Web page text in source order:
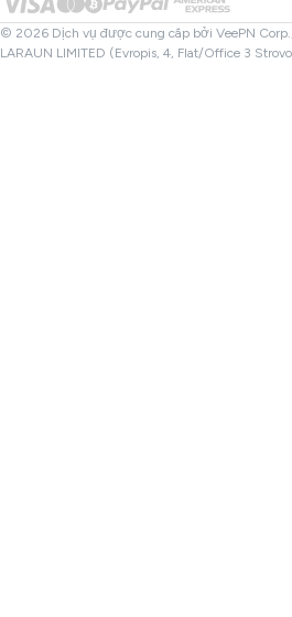
Kiểm tra Tệp
VPN Thổ Nhĩ Kỳ
Đối tác
© 2026 Dịch vụ được cung cấp bởi VeePN
LARAUN LIMITED (Evropis, 4, Flat/Office 3